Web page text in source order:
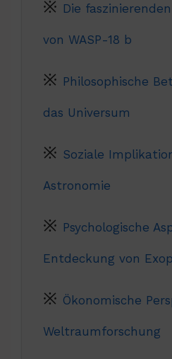
Die
von WASP-18 b
Philosophische
das Universum
Soziale
Astronomie
Psychologische
Entdeckung von
Ökonomische
Weltraumforschung